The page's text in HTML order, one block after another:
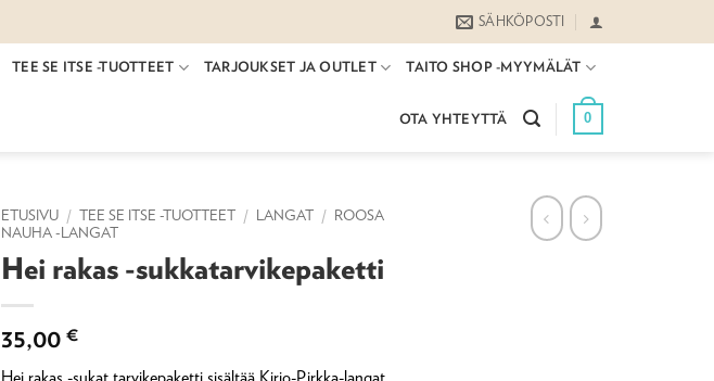
SÄHKÖPOSTI
TEE SE ITSE -TUOTTEET TARJOUKSET JA OUTLET TAITO SHOP -MYYMÄLÄT
OTA YHTEYTTÄ 0
ETUSIVU / TEE SE ITSE -TUOTTEET / LANGAT / ROOSA
NAUHA -LANGAT
Hei rakas -sukkatarvikepaketti
35,00 €